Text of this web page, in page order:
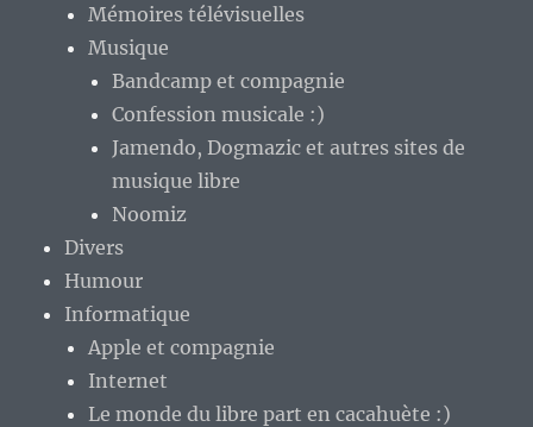
Mémoires télévisuelles
Musique
Bandcamp et compagnie
Confession musicale :)
Jamendo, Dogmazic et autres sites de
musique libre
Noomiz
Divers
Humour
Informatique
Apple et compagnie
Internet
Le monde du libre part en cacahuète :)